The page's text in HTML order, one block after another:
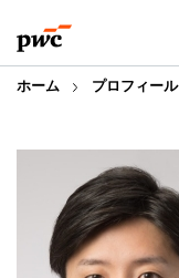
to
content
to
footer
ホーム プロフィール